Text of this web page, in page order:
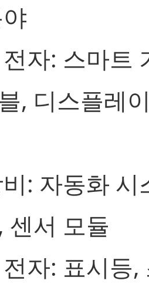
자: 스마트
, 디스플레
: 자동화 시
센서 모듈
자: 표시등,